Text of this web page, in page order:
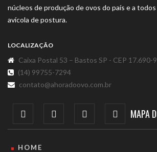
núcleos de produção de ovos do país e a todos
avícola de postura.
LOCALIZAÇÃO
Caixa Postal 53 – Bastos SP - CEP 17.690-
(14) 99755-7294
contato@ahoradoovo.com.br
MAPA
HOME